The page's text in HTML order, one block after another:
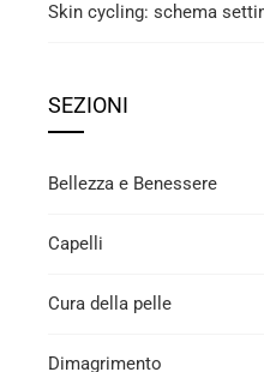
Skin cycling: schema
SEZIONI
Bellezza e Benessere
Capelli
Cura della pelle
Dimagrimento